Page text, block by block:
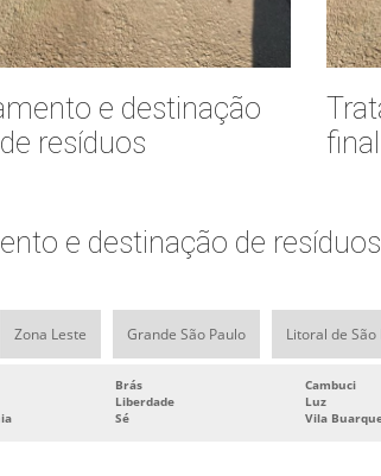
e destinação
resíduos
e destinação de
Zona Leste Grande São Paulo Litoral de São
Brás Cambuci
Liberdade Luz
Sé Vila